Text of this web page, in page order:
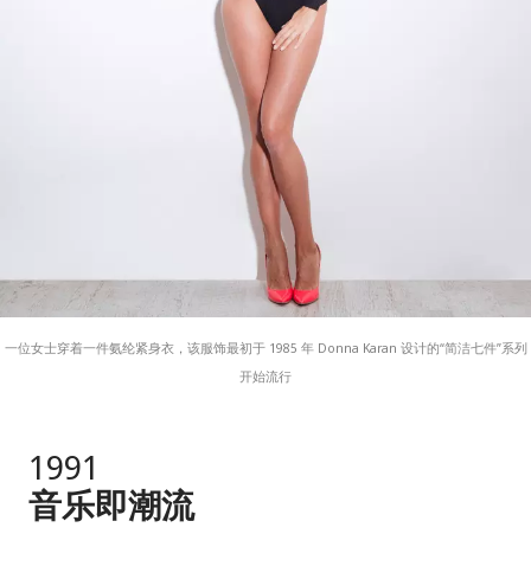
一位女士穿着一件氨纶紧身衣，该服饰最初于 1985 年 Donna Karan 设计的“简洁七件”系列
开始流行
1991
音乐即潮流